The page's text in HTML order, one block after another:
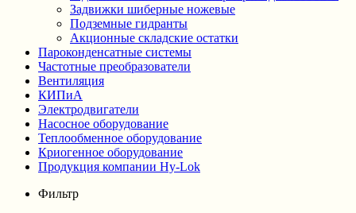
Задвижки шиберные ножевые
Подземные гидранты
Акционные складские остатки
Пароконденсатные системы
Частотные преобразователи
Вентиляция
КИПиА
Электродвигатели
Насосное оборудование
Теплообменное оборудование
Криогенное оборудование
Продукция компании Hy-Lok
Фильтр